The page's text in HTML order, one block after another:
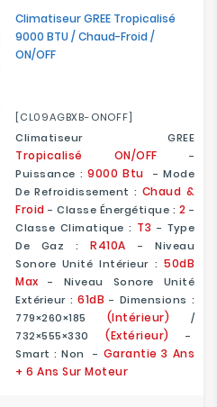
Climatiseur GREE Tropicalisé
9000 BTU / Chaud-Froid /
ON/OFF
[CL09AGBXB-ONOFF]
Climatiseur GREE
Tropicalisé ON/OFF -
Puissance : 9000 Btu - Mode
De Refroidissement : Chaud &
Froid - Classe Énergétique : 2 -
Classe Climatique : T3 - Type
De Gaz :R410A - Niveau
Sonore Unité Intérieur : 50dB
Max - Niveau Sonore Unité
Extérieur : 61dB - Dimensions :
779×260×185 (Intérieur) /
732×555×330 (Extérieur) -
Smart : Non - Garantie 3 Ans
+ 6 Ans Sur Moteur